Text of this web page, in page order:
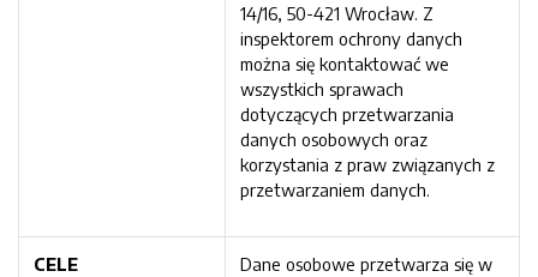
14/16, 50-421 Wrocław. Z
inspektorem ochrony danych
można się kontaktować we
wszystkich sprawach
dotyczących przetwarzania
danych osobowych oraz
korzystania z praw związanych z
przetwarzaniem danych.
CELE
Dane osobowe przetwarza się w